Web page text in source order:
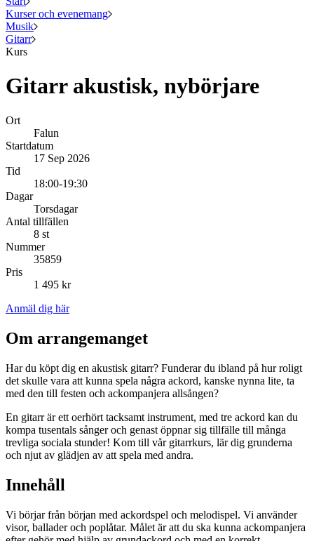
Kurser och evenemang
Musik
Gitarr
Kurs
Gitarr akustisk, nybörjare
Ort
Falun
Startdatum
17 Sep 2026
Tid
18:00-19:30
Dagar
Torsdagar
Antal tillfällen
8 st
Nummer
35859
Pris
1 495 kr
Anmäl dig här
Om arrangemanget
Har du köpt dig en akustisk gitarr? Funderar du ibland på hur roligt
det skulle vara att kunna spela några ackord, kanske nynna lite, ta
med den till festen och ackompanjera allsången?
En gitarr är ett oerhört tacksamt instrument, med tre ackord kan du
kompa tusentals sånger och genast öppnar sig tillfälle till många
trevliga sociala stunder! Kom till vår gitarrkurs, lär dig grunderna
och njut av glädjen av att spela med andra.
Innehåll
Vi börjar från början med ackordspel och melodispel. Vi använder
visor, ballader och poplåtar. Målet är att du ska kunna ackompanjera